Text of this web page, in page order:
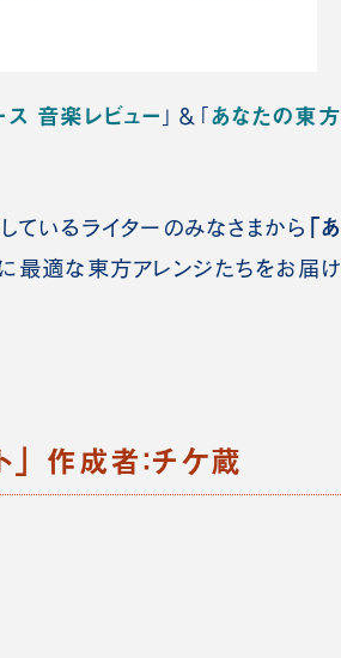
音楽レビュー 」＆「 あなたの東方
ているライターのみなさまから 「あ
最適な東方アレンジたちをお届け
」 作成者：チケ蔵